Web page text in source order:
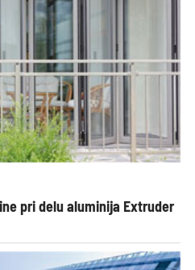
pri delu aluminija Extruder